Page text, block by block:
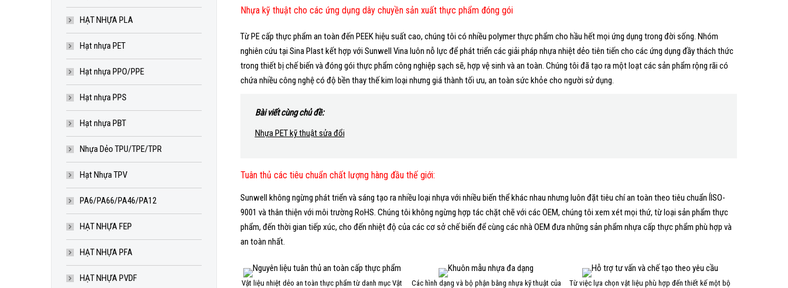
Nhựa kỹ thuật cho các ứng dụng dây chuyền sản xuất thực phẩm đóng gói
Từ PE cấp thực phẩm an toàn đến PEEK hiệu suất cao, chúng tôi có nhiều polymer thực phẩm cho hầu hết mọi ứng dụng trong đời sống. Nhóm
nghiên cứu tại Sina Plast kết hợp với Sunwell Vina luôn nỗ lực để phát triển các giải pháp nhựa nhiệt dẻo tiên tiến cho các ứng dụng đầy thách thức
trong thiết bị chế biến và đóng gói thực phẩm công nghiệp sạch sẽ, hợp vệ sinh và an toàn. Chúng tôi đã tạo ra một loạt các sản phẩm rộng rãi có
chứa nhiều công nghệ có độ bền thay thế kim loại nhưng giá thành tối ưu, an toàn sức khỏe cho người sử dụng.
Bài viết cùng chủ đề:
Nhựa PET kỹ thuật sửa đổi
Tuân thủ các tiêu chuẩn chất lượng hàng đầu thế giới:
Sunwell không ngừng phát triển và sáng tạo ra nhiều loại nhựa với nhiều biến thể khác nhau nhưng luôn đặt tiêu chí an toàn theo tiêu chuẩn ÍISO-
9001 và thân thiện với môi trường RoHS. Chúng tôi không ngừng hợp tác chặt chẽ với các OEM, chúng tôi xem xét mọi thứ, từ loại sản phẩm thực
phẩm, đến thời gian tiếp xúc, cho đến nhiệt độ của các cơ sở chế biến để cùng các nhà OEM đưa những sản phẩm nhựa cấp thực phẩm phù hợp và
an toàn nhất.
Vật liệu nhiệt dẻo an toàn thực phẩm từ danh mục Vật
Các hình dạng và bộ phận bằng nhựa kỹ thuật của
Từ việc lựa chọn vật liệu phù hợp đến thiết kế một bộ
HẠT NHỰA PLA
Hạt nhựa PET
Hạt nhựa PPO/PPE
Hạt nhựa PPS
Hạt nhựa PBT
Nhựa Dẻo TPU/TPE/TPR
Hạt Nhựa TPV
PA6/PA66/PA46/PA12
HẠT NHỰA FEP
HẠT NHỰA PFA
HẠT NHỰA PVDF